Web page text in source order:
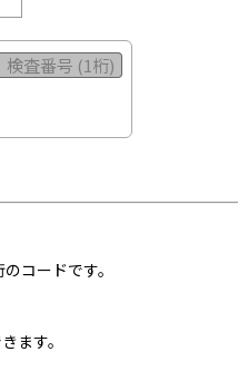
検査番号 (1桁)
コードです。
ます。